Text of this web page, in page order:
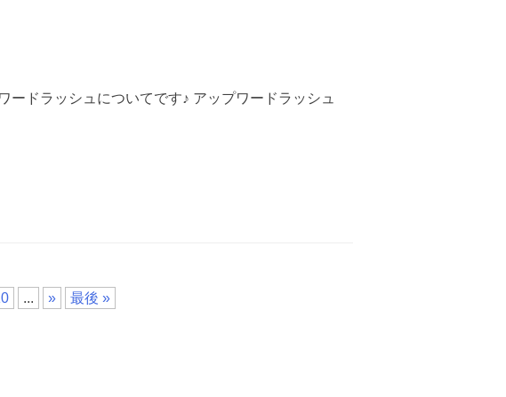
ードラッシュについてです♪ アップワードラッシュ
... » 最後 »